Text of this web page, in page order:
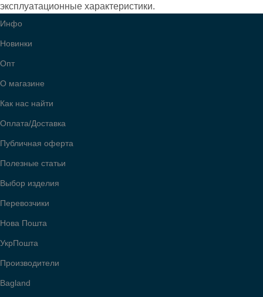
эксплуатационные характеристики.
Инфо
Новинки
Опт
О магазине
Как нас найти
Оплата/Доставка
Публичная оферта
Полезные статьи
Выбор изделия
Перевозчики
Нова Пошта
УкрПошта
Производители
Bagland